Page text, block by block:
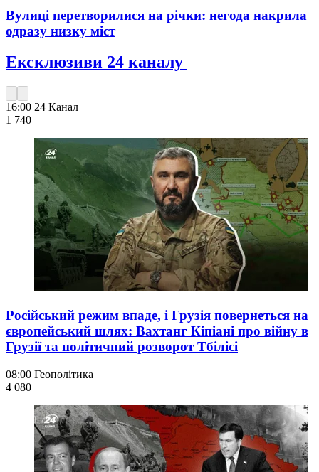
Вулиці перетворилися на річки: негода накрила
одразу низку міст
Ексклюзиви 24 каналу
16:00 24 Канал
1 740
Російський режим впаде, і Грузія повернеться на
європейський шлях: Вахтанг Кіпіані про війну в
Грузії та політичний розворот Тбілісі
08:00 Геополітика
4 080